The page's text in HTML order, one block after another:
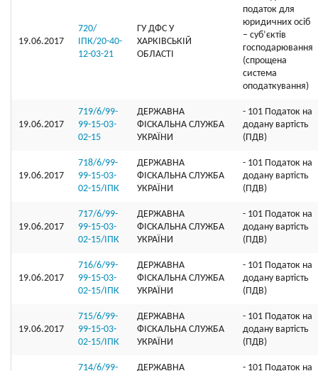
19.06.2017
720/
ІПК/20-40-
12-03-21
ГУ ДФС У
ХАРКIВСЬКIЙ
ОБЛАСТI
податок для
юридичних осіб
– суб’єктів
господарювання
(спрощена
система
оподаткування)
19.06.2017
719/6/99-
99-15-03-
02-15
ДЕРЖАВНА
ФІСКАЛЬНА СЛУЖБА
УКРАЇНИ
- 101 Податок на
додану вартість
(ПДВ)
19.06.2017
718/6/99-
99-15-03-
02-15/ІПК
ДЕРЖАВНА
ФІСКАЛЬНА СЛУЖБА
УКРАЇНИ
- 101 Податок на
додану вартість
(ПДВ)
19.06.2017
717/6/99-
99-15-03-
02-15/ІПК
ДЕРЖАВНА
ФІСКАЛЬНА СЛУЖБА
УКРАЇНИ
- 101 Податок на
додану вартість
(ПДВ)
19.06.2017
716/6/99-
99-15-03-
02-15/ІПК
ДЕРЖАВНА
ФІСКАЛЬНА СЛУЖБА
УКРАЇНИ
- 101 Податок на
додану вартість
(ПДВ)
19.06.2017
715/6/99-
99-15-03-
02-15/ІПК
ДЕРЖАВНА
ФІСКАЛЬНА СЛУЖБА
УКРАЇНИ
- 101 Податок на
додану вартість
(ПДВ)
714/6/99-
ДЕРЖАВНА
- 101 Податок на